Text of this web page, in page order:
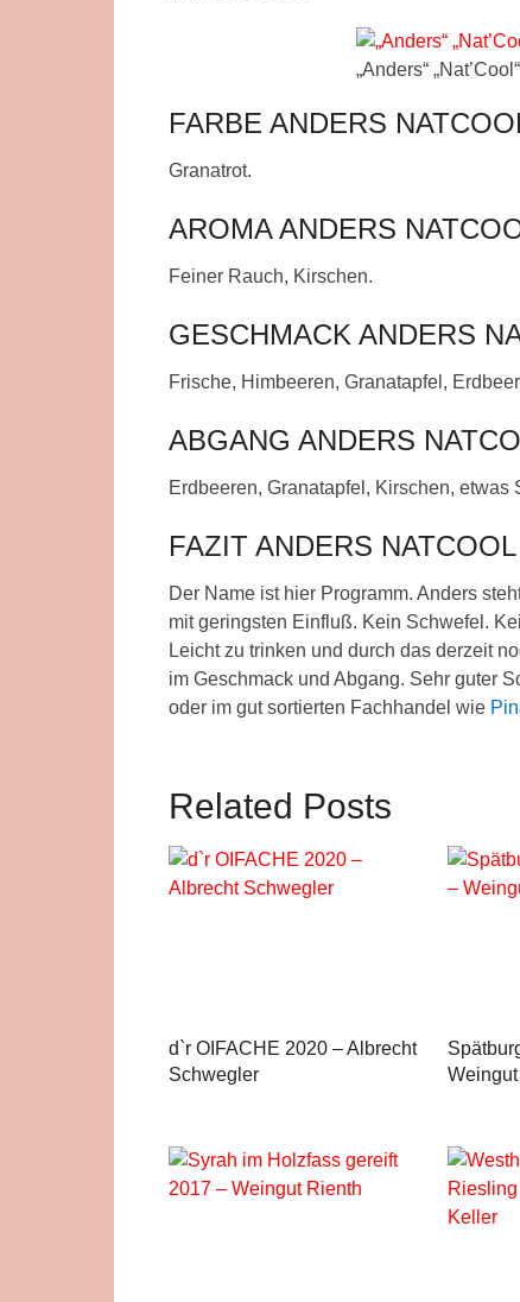
„Anders“
FARBE ANDERS
Granatrot.
AROMA ANDERS
Feiner Rauch, Kirschen.
GESCHMACK ANDERS
Frische, Himbeeren, Granatapfel,
ABGANG ANDERS
Erdbeeren, Granatapfel, Kirschen, etwas
FAZIT ANDERS
Der Name ist hier Programm. Anders
mit geringsten Einfluß. Kein Schwefel.
Leicht zu trinken und durch das derzeit
im Geschmack und Abgang. Sehr guter
oder im gut sortierten Fachhandel wie
Related Posts
d`r OIFACHE 2020 – Albrecht
Schwegler